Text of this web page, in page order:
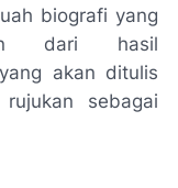
biografi yang
dari hasil
akan ditulis
sebagai